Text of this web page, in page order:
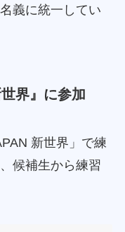
義に統一してい
界』に参加
新世界」で練
候補生から練習